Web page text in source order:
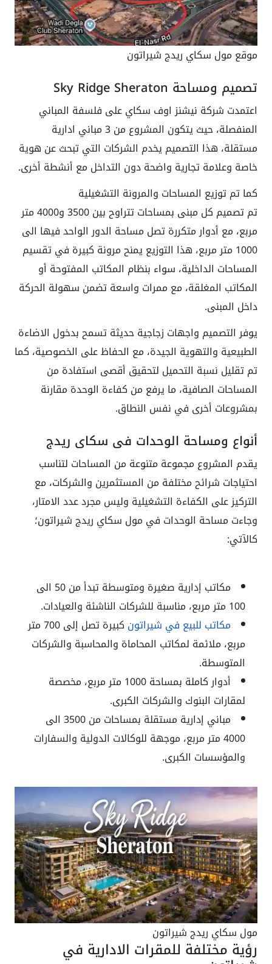
موقع مول سكاي ريدج شيراتون
تصميم ومساحة Sky Ridge Sheraton
اعتمدت شركة نيشنز اوف سكاي على فلسفة المباني
المنفصلة، حيث يتكون المشروع من 3 مباني ادارية
مستقلة، هذا التصميم يخدم الشركات التي تبحث عن هوية
خاصة وعلامة تجارية واضحة دون التداخل مع أنشطة أخرى.
كما تم توزيع المساحات والمرونة التشغيلية
تم تصميم كل مبنى بمساحات تتراوح بين 3500 و4000 متر
مربع، مع أدوار متكررة تصل مساحة الدور الواحد فيها الى
1000 متر مربع، هذا التوزيع يمنح مرونة كبيرة في تقسيم
المساحات الداخلية، سواء بنظام المكاتب المفتوحة أو
المكاتب المغلقة، مع ممرات واسعة تضمن سهولة الحركة
داخل المبنى.
يوفر التصميم واجهات زجاجية حديثة تسمح بدخول الاضاءة
الطبيعية والتهوية الجيدة، مع الحفاظ على الخصوصية، كما
تم تقليل نسبة التحميل لتحقيق أقصى استفادة من
المساحات الصافية، ما يرفع من كفاءة الوحدة مقارنة
بمشروعات أخرى في نفس النطاق.
أنواع ومساحة الوحدات في سكاي ريدج
يقدم المشروع مجموعة متنوعة من المساحات لتناسب
احتياجات شرائح مختلفة من المستثمرين والشركات، مع
التركيز على الكفاءة التشغيلية وليس مجرد عدد الامتار،
وجاءت مساحة الوحدات في مول سكاي ريدج شيراتون؛
كالآتي:
مكاتب إدارية صغيرة ومتوسطة تبدأ من 50 الى
100 متر مربع، مناسبة للشركات الناشئة والعيادات.
مكاتب للبيع في شيراتون
كبيرة تصل إلى 700 متر
مربع، ملائمة لمكاتب المحاماة والمحاسبة والشركات
المتوسطة.
أدوار كاملة بمساحة 1000 متر مربع، مخصصة
لمقارات البنوك والشركات الكبرى.
مباني إدارية مستقلة بمساحات من 3500 الى
4000 متر مربع، موجهة للوكالات الدولية والسفارات
والمؤسسات الكبرى.
مول سكاي ريدج شيراتون
رؤية مختلفة للمقرات الادارية في